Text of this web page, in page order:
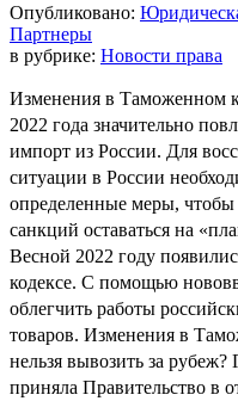
Опубликовано:
Партнеры
в рубрике: Новости права
Изменения в Таможенном
2022 года значительно
импорт из России. Для
ситуации в России
определенные меры,
санкций оставаться на
Весной 2022 году
кодексе. С помощью
облегчить работы
товаров. Изменения в
нельзя вывозить за
приняла Правительство в